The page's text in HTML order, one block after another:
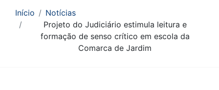
Início
Notícias
Projeto do Judiciário estimula leitura e
formação de senso crítico em escola da
Comarca de Jardim